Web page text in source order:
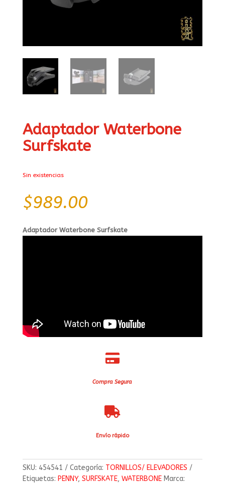
Adaptador Waterbone
Surfskate
Sin existencias
$989.00
Adaptador Waterbone Surfskate

Compra Segura

Envío rápido
SKU: 454541 Categoría: TORNILLOS/ ELEVADORES
Etiquetas: PENNY, SURFSKATE, WATERBONE Marca: